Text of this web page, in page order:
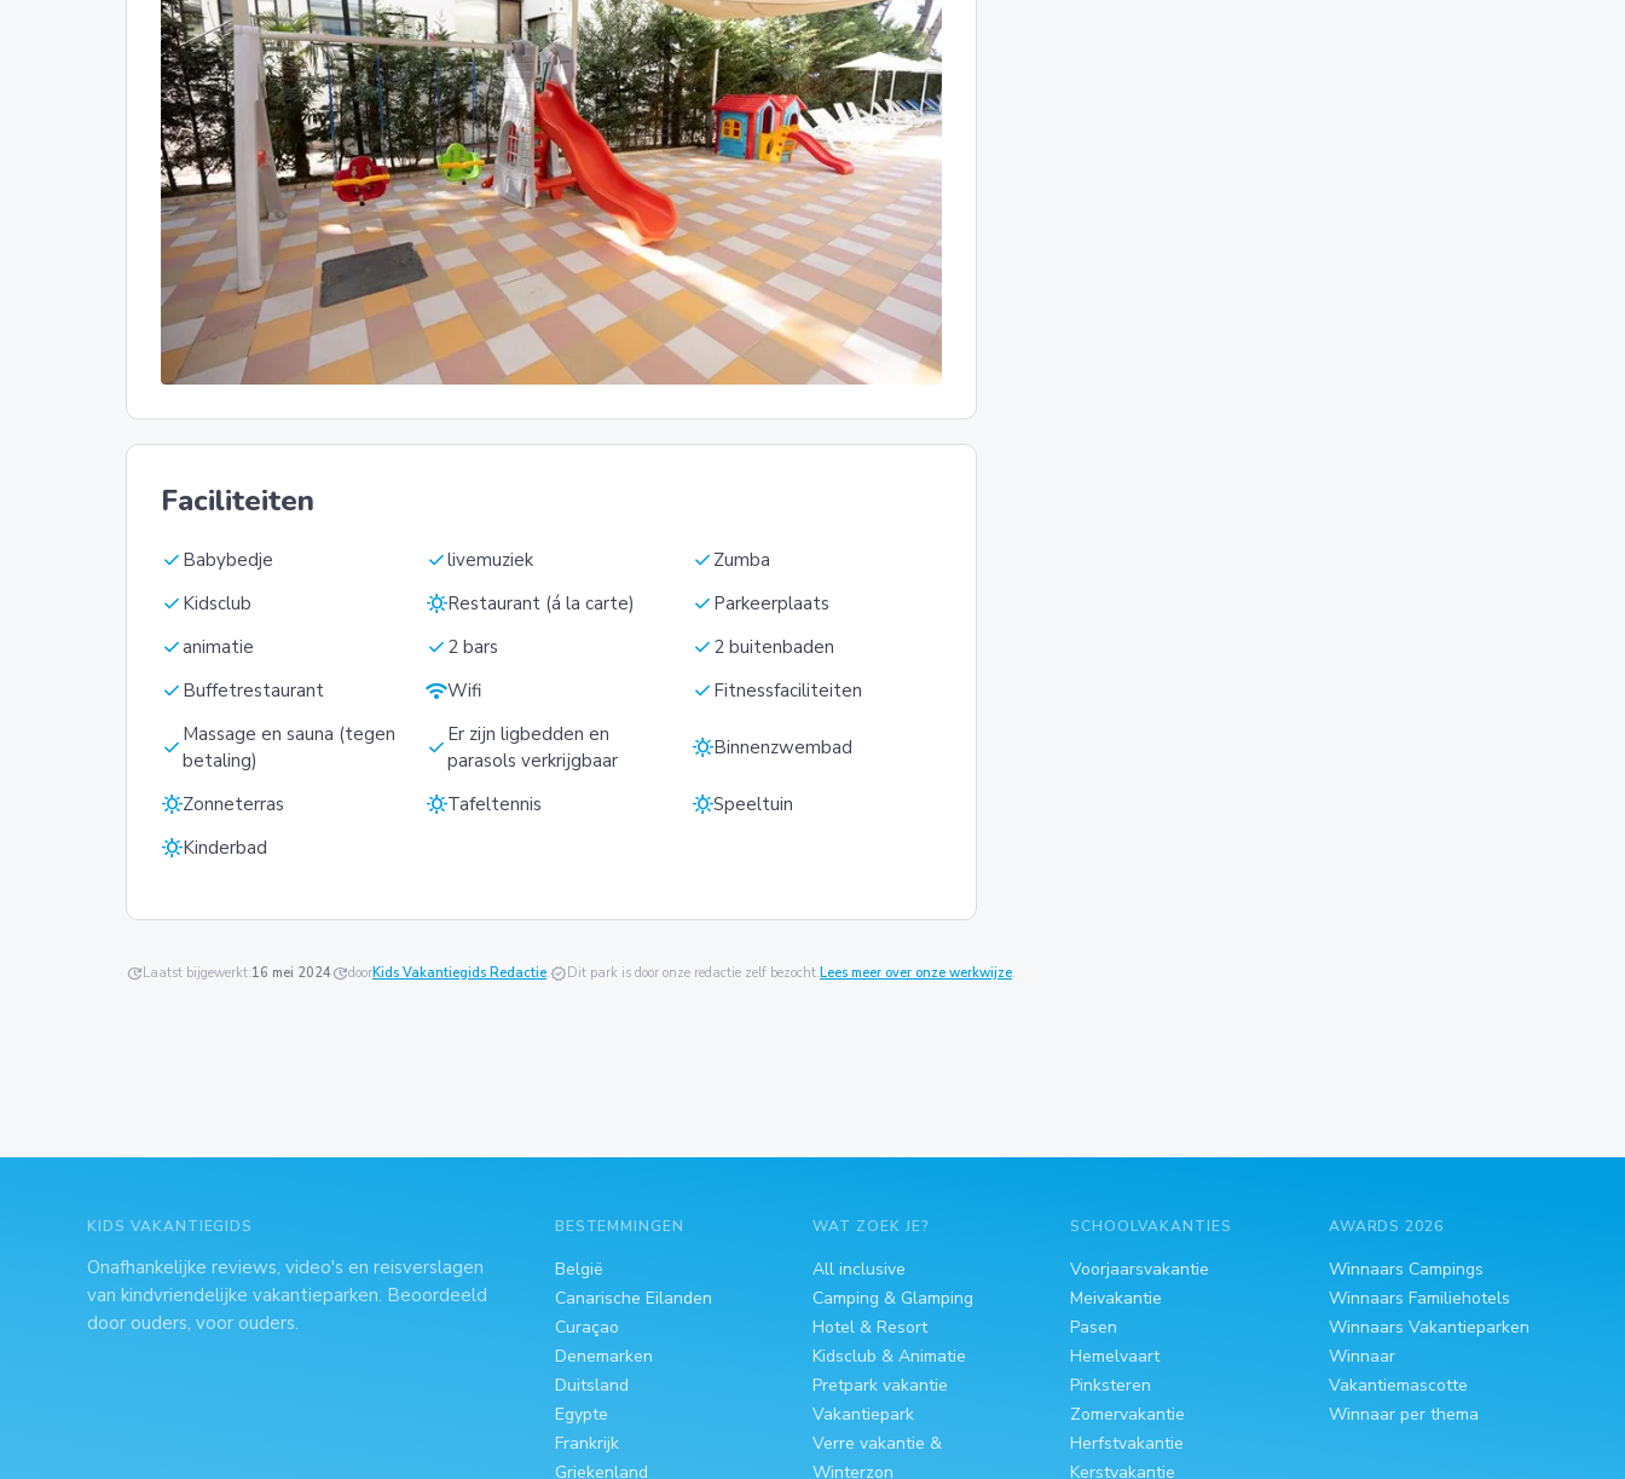
Faciliteiten
check Babybedje checklivemuziek check Zumba
check Kidsclub sunnyRestaurant (á la carte) check Parkeerplaats
checkanimatie check 2 bars check 2 buitenbaden
check Buffetrestaurant wifiWifi check Fitnessfaciliteiten
check Massage en sauna (tegen
betaling)
check Er zijn ligbedden en
parasols verkrijgbaar
sunnyBinnenzwembad
sunnyZonneterras sunnyTafeltennis sunnySpeeltuin
sunnyKinderbad
updateLaatst bijgewerkt:16 mei 2024updatedoorKids Vakantiegids Redactie.verifiedDit park is door onze redactie zelf bezocht.Lees meer over onze werkwijze.
KIDS VAKANTIEGIDS
Onafhankelijke reviews, video's en reisverslagen
van kindvriendelijke vakantieparken. Beoordeeld
door ouders, voor ouders.
BESTEMMINGEN
België
Canarische Eilanden
Curaçao
Denemarken
Duitsland
Egypte
Frankrijk
Griekenland
WAT ZOEK JE?
All inclusive
Camping & Glamping
Hotel & Resort
Kidsclub & Animatie
Pretpark vakantie
Vakantiepark
Verre vakantie &
Winterzon
SCHOOLVAKANTIES
Voorjaarsvakantie
Meivakantie
Pasen
Hemelvaart
Pinksteren
Zomervakantie
Herfstvakantie
Kerstvakantie
AWARDS 2026
Winnaars Campings
Winnaars Familiehotels
Winnaars Vakantieparken
Winnaar
Vakantiemascotte
Winnaar per thema